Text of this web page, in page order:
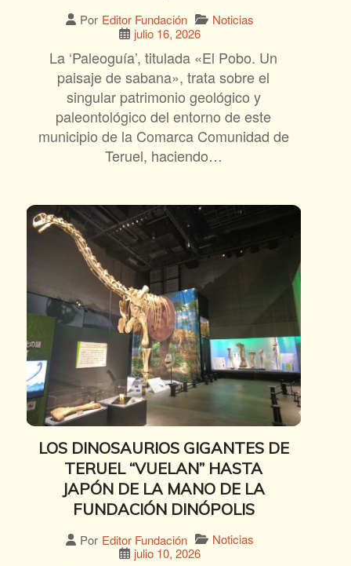
Por Editor Fundación
Noticias
julio 16, 2026
La ‘Paleoguía’, titulada «El Pobo. Un
paisaje de sabana», trata sobre el
singular patrimonio geológico y
paleontológico del entorno de este
municipio de la Comarca Comunidad de
Teruel, haciendo…
LOS DINOSAURIOS GIGANTES DE
TERUEL “VUELAN” HASTA
JAPÓN DE LA MANO DE LA
FUNDACIÓN DINÓPOLIS
Por Editor Fundación
Noticias
julio 10, 2026